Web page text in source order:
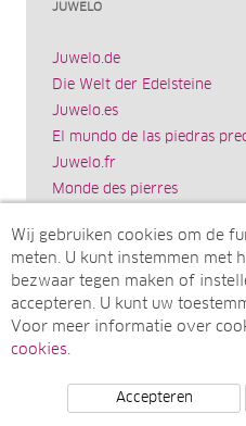
JUWELO
Juwelo.de
Die Welt der Edelsteine
Juwelo.es
El mundo de las piedras
Juwelo.fr
Monde des pierres
Il mondo delle gemme
World of Gemstones
Ädelstenarnas Värld
Juwelo.com
Wij gebruiken cookies om de
meten. U kunt instemmen met
bezwaar tegen maken of
accepteren. U kunt uw
Voor meer informatie over
cookies.
Accepteren